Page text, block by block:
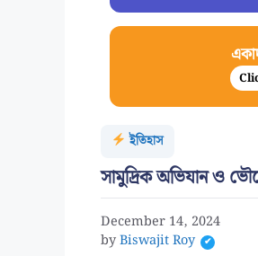
ইতিহাস
সামুদ্রিক অভিযান ও
December 14, 2024
byBiswajit Roy